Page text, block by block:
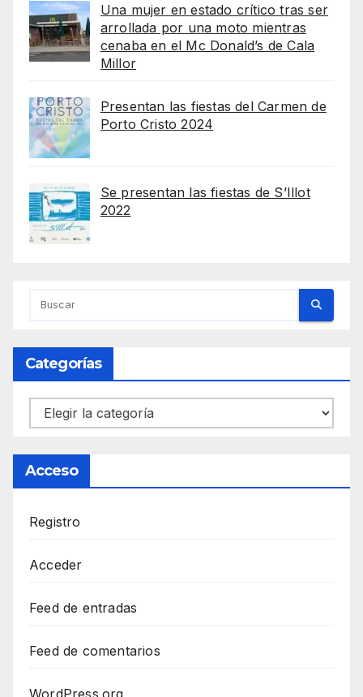
Una mujer en estado crítico tras ser
arrollada por una moto mientras
cenaba en el Mc Donald’s de Cala
Millor
Presentan las fiestas del Carmen de
Porto Cristo 2024
Se presentan las fiestas de S’Illot
2022
Categorías
Categorías
Acceso
Registro
Acceder
Feed de entradas
Feed de comentarios
WordPress.org